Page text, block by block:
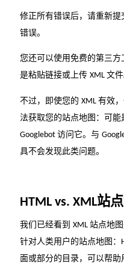
修正所有错误后，请重新提
错误。
您还可以使用免费的第三方
是粘贴链接或上传 XML 文件
不过，即使您的 XML 有效
法获取您的站点地图：可能
Googlebot 访问它。与
具不会发现此类问题。
HTML vs. XML站
我们已经看到 XML 站点地
针对人类用户的站点地图：
面或部分的目录，可以帮